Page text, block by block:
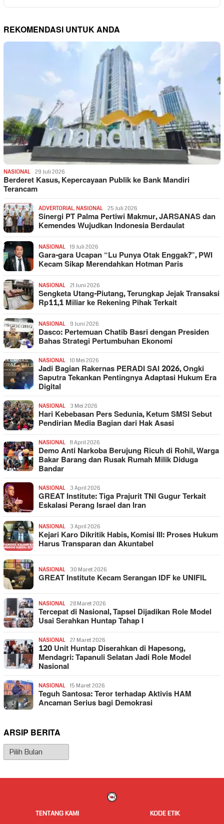
REKOMENDASI UNTUK ANDA
NASIONAL 29 Juli 2026
Berderet Kasus, Kepercayaan Publik ke Bank Mandiri
Terancam
ADVERTORIAL, NASIONAL 25 Juli 2026
Sinergi PT Palma Pertiwi Makmur, JARSANAS dan
Kemendes Wujudkan Indonesia Berdaulat
NASIONAL 19 Juli 2026
Gara-gara Ucapan “Lu Punya Otak Enggak?”, PWI
Kecam Sikap Merendahkan Hotman Paris
NASIONAL 21 Juni 2026
Sengketa Utang-Piutang, Terungkap Jejak Transaksi
Rp11,1 Miliar ke Rekening Pihak Terkait
NASIONAL 9 Juni 2026
Dasco: Pertemuan Chatib Basri dengan Presiden
Bahas Strategi Pertumbuhan Ekonomi
NASIONAL 10 Mei 2026
Jadi Bagian Rakernas PERADI SAI 2026, Ongki
Saputra Tekankan Pentingnya Adaptasi Hukum Era
Digital
NASIONAL 3 Mei 2026
Hari Kebebasan Pers Sedunia, Ketum SMSI Sebut
Pendirian Media Bagian dari Hak Asasi
NASIONAL 11 April 2026
Demo Anti Narkoba Berujung Ricuh di Rohil, Warga
Bakar Barang dan Rusak Rumah Milik Diduga
Bandar
NASIONAL 3 April 2026
GREAT Institute: Tiga Prajurit TNI Gugur Terkait
Eskalasi Perang Israel dan Iran
NASIONAL 3 April 2026
Kejari Karo Dikritik Habis, Komisi III: Proses Hukum
Harus Transparan dan Akuntabel
NASIONAL 30 Maret 2026
GREAT Institute Kecam Serangan IDF ke UNIFIL
NASIONAL 28 Maret 2026
Tercepat di Nasional, Tapsel Dijadikan Role Model
Usai Serahkan Huntap Tahap I
NASIONAL 27 Maret 2026
120 Unit Huntap Diserahkan di Hapesong,
Mendagri: Tapanuli Selatan Jadi Role Model
Nasional
NASIONAL 15 Maret 2026
Teguh Santosa: Teror terhadap Aktivis HAM
Ancaman Serius bagi Demokrasi
ARSIP BERITA
Arsip
Berita
TENTANG KAMI
KODE ETIK